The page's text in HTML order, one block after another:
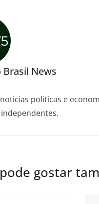
Brasil News
politicas e
gostar